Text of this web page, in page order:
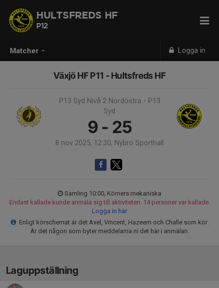
Matcher Logga in
HULTSFREDS HF
P12
Växjö HF P11 - Hultsfreds HF
P13 Syd Nivå 2 Nordöstra - P13
Syd
9 - 25
8 nov 2025, 12:30, Nybro Sporthall
Samling 10:00, Körners mekaniska
Endast kallade kunde anmäla sig till aktiviteten. 14 personer var kallade.
Logga in här
Enligt körschemat är det Axel, Vincent, Hazeem och Challe som kör.
Är det någon som byter meddelarna ni det här i anmälan.
Laguppställning